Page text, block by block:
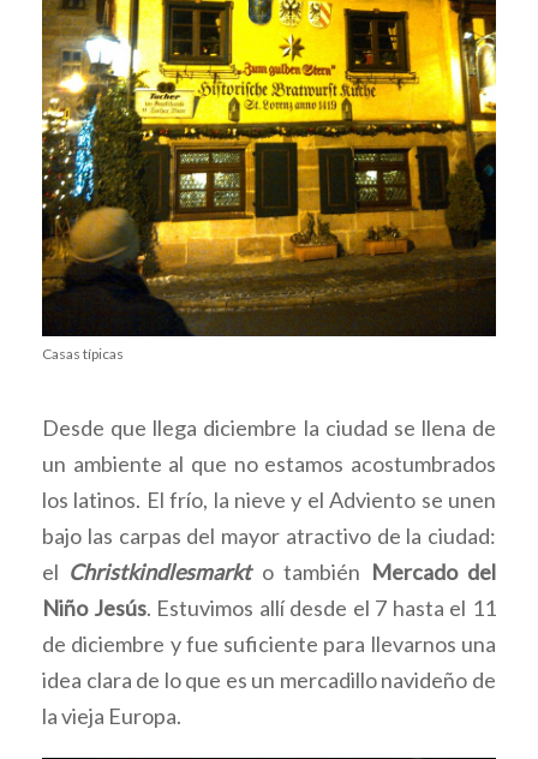
Casas típicas
Desde que llega diciembre la ciudad se llena de
un ambiente al que no estamos acostumbrados
los latinos. El frío, la nieve y el Adviento se unen
bajo las carpas del mayor atractivo de la ciudad:
el Christkindlesmarkto también Mercado del
Niño Jesús. Estuvimos allí desde el 7 hasta el 11
de diciembre y fue suficiente para llevarnos una
idea clara de lo que es un mercadillo navideño de
la vieja Europa.